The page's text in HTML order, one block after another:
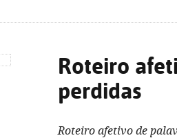
Roteiro
perdidas
Roteiro afetivo de